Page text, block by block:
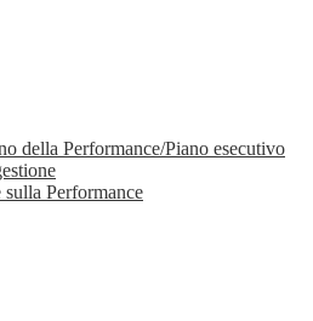
della Performance/Piano esecutivo
sulla Performance